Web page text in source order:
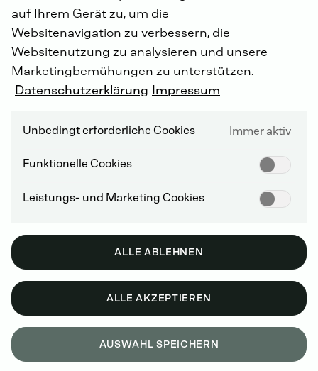
Mit den DEUTZ Lifecycle Solutions
wirtschaftlichen Lösungen für jeden
Nutzungs- bzw. Lebensdauer Ihres
Antriebsystems. Vom flexibel
konfigurierbaren Reparaturkit bis zur
kompletten Remotorisierung.
auf Ihrem Gerät zu, um die
Websitenavigation zu verbessern, die
Websitenutzung zu analysieren und unsere
Marketingbemühungen zu unterstützen.
Datenschutzerklärung Impressum
Unbedingt erforderliche Cookies Immer aktiv
Funktionelle Cookies
Leistungs- und Marketing Cookies
ALLE ABLEHNEN
ALLE AKZEPTIEREN
AUSWAHL SPEICHERN